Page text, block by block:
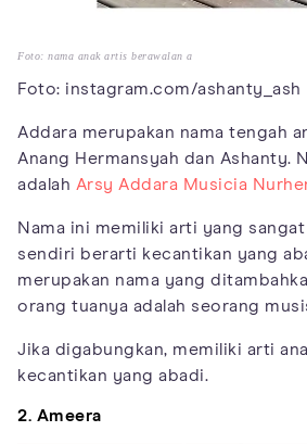
Foto: nama anak artis berawalan a
Foto: instagram.com/ashanty_ash
Addara merupakan nama tengah
Anang Hermansyah dan Ashanty.
adalah Arsy Addara Musicia
Nama ini memiliki arti yang
sendiri berarti kecantikan yang
merupakan nama yang
orang tuanya adalah seorang
Jika digabungkan, memiliki arti
kecantikan yang abadi.
2. Ameera